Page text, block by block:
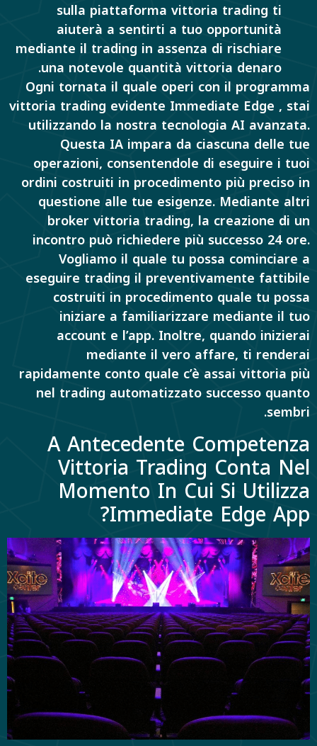
sulla piattaforma vittoria trading ti
aiuterà a sentirti a tuo opportunità
mediante il trading in assenza di rischiare
una notevole quantità vittoria denaro.
Ogni tornata il quale operi con il programma
vittoria trading evidente Immediate Edge , stai
utilizzando la nostra tecnologia AI avanzata.
Questa IA impara da ciascuna delle tue
operazioni, consentendole di eseguire i tuoi
ordini costruiti in procedimento più preciso in
questione alle tue esigenze. Mediante altri
broker vittoria trading, la creazione di un
incontro può richiedere più successo 24 ore.
Vogliamo il quale tu possa cominciare a
eseguire trading il preventivamente fattibile
costruiti in procedimento quale tu possa
iniziare a familiarizzare mediante il tuo
account e l’app. Inoltre, quando inizierai
mediante il vero affare, ti renderai
rapidamente conto quale c’è assai vittoria più
nel trading automatizzato successo quanto
sembri.
A Antecedente Competenza
Vittoria Trading Conta Nel
Momento In Cui Si Utilizza
Immediate Edge App?